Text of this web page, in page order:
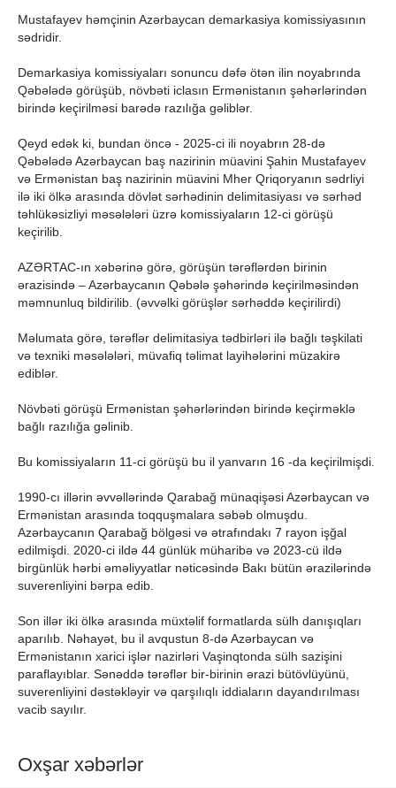
Mustafayev həmçinin Azərbaycan demarkasiya komissiyasının
sədridir.
Demarkasiya komissiyaları sonuncu dəfə ötən ilin noyabrında
Qəbələdə görüşüb, növbəti iclasın Ermənistanın şəhərlərindən
birində keçirilməsi barədə razılığa gəliblər.
Qeyd edək ki, bundan öncə - 2025-ci ili noyabrın 28-də
Qəbələdə Azərbaycan baş nazirinin müavini Şahin Mustafayev
və Ermənistan baş nazirinin müavini Mher Qriqoryanın sədrliyi
ilə iki ölkə arasında dövlət sərhədinin delimitasiyası və sərhəd
təhlükəsizliyi məsələləri üzrə komissiyaların 12-ci görüşü
keçirilib.
AZƏRTAC-ın xəbərinə görə, görüşün tərəflərdən birinin
ərazisində – Azərbaycanın Qəbələ şəhərində keçirilməsindən
məmnunluq bildirilib. (əvvəlki görüşlər sərhəddə keçirilirdi)
Məlumata görə, tərəflər delimitasiya tədbirləri ilə bağlı təşkilati
və texniki məsələləri, müvafiq təlimat layihələrini müzakirə
ediblər.
Növbəti görüşü Ermənistan şəhərlərindən birində keçirməklə
bağlı razılığa gəlinib.
Bu komissiyaların 11-ci görüşü bu il yanvarın 16 -da keçirilmişdi.
1990-cı illərin əvvəllərində Qarabağ münaqişəsi Azərbaycan və
Ermənistan arasında toqquşmalara səbəb olmuşdu.
Azərbaycanın Qarabağ bölgəsi və ətrafındakı 7 rayon işğal
edilmişdi. 2020-ci ildə 44 günlük müharibə və 2023-cü ildə
birgünlük hərbi əməliyyatlar nəticəsində Bakı bütün ərazilərində
suverenliyini bərpa edib.
Son illər iki ölkə arasında müxtəlif formatlarda sülh danışıqları
aparılıb. Nəhayət, bu il avqustun 8-də Azərbaycan və
Ermənistanın xarici işlər nazirləri Vaşinqtonda sülh sazişini
paraflayıblar. Sənəddə tərəflər bir-birinin ərazi bütövlüyünü,
suverenliyini dəstəkləyir və qarşılıqlı iddiaların dayandırılması
vacib sayılır.
Oxşar xəbərlər